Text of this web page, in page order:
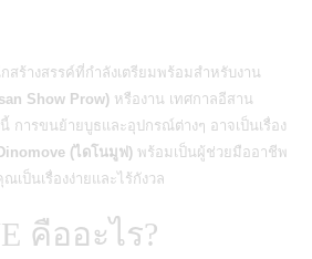
สร้างสรรค์ที่กำลังเตรียมพร้อมสำหรับงาน
Show Prow) หรืองาน เทศกาลอีสาน
การขนย้ายบูธและอุปกรณ์ต่างๆ อาจเป็นเรื่อง
Dinomove (ไดโนมูฟ) พร้อมเป็นผู้ช่วยมืออาชีพ
ป็นเรื่องง่ายและไร้กังวล
คืออะไร?